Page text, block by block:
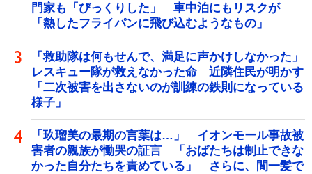
門家も「びっくりした」 車中泊にもリスクが
「熱したフライパンに飛び込むようなもの」
「救助隊は何もせんで、満足に声かけしなかった」
レスキュー隊が救えなかった命 近隣住民が明かす
「二次被害を出さないのが訓練の鉄則になっている
様子」
「玖瑠美の最期の言葉は…」 イオンモール事故被
害者の親族が慟哭の証言 「おばたちは制止できな
かった自分たちを責めている」 さらに、間一髪で